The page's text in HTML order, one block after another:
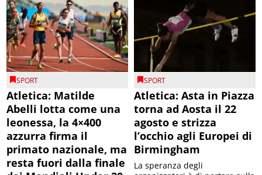
SPORT
Atletica: Matilde
Abelli lotta come una
leonessa, la 4×400
azzurra firma il
primato nazionale, ma
resta fuori dalla finale
SPORT
Atletica: Asta in Piazza
torna ad Aosta il 22
agosto e strizza
l’occhio agli Europei di
Birmingham
La speranza degli